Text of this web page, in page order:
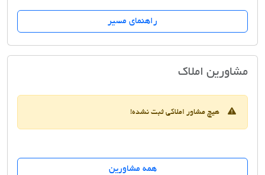
راهنمای مسیر
مشاورین املاکمسکن مسعود
هیچ مشاور املاکی ثبت نشده!
همه مشاورین